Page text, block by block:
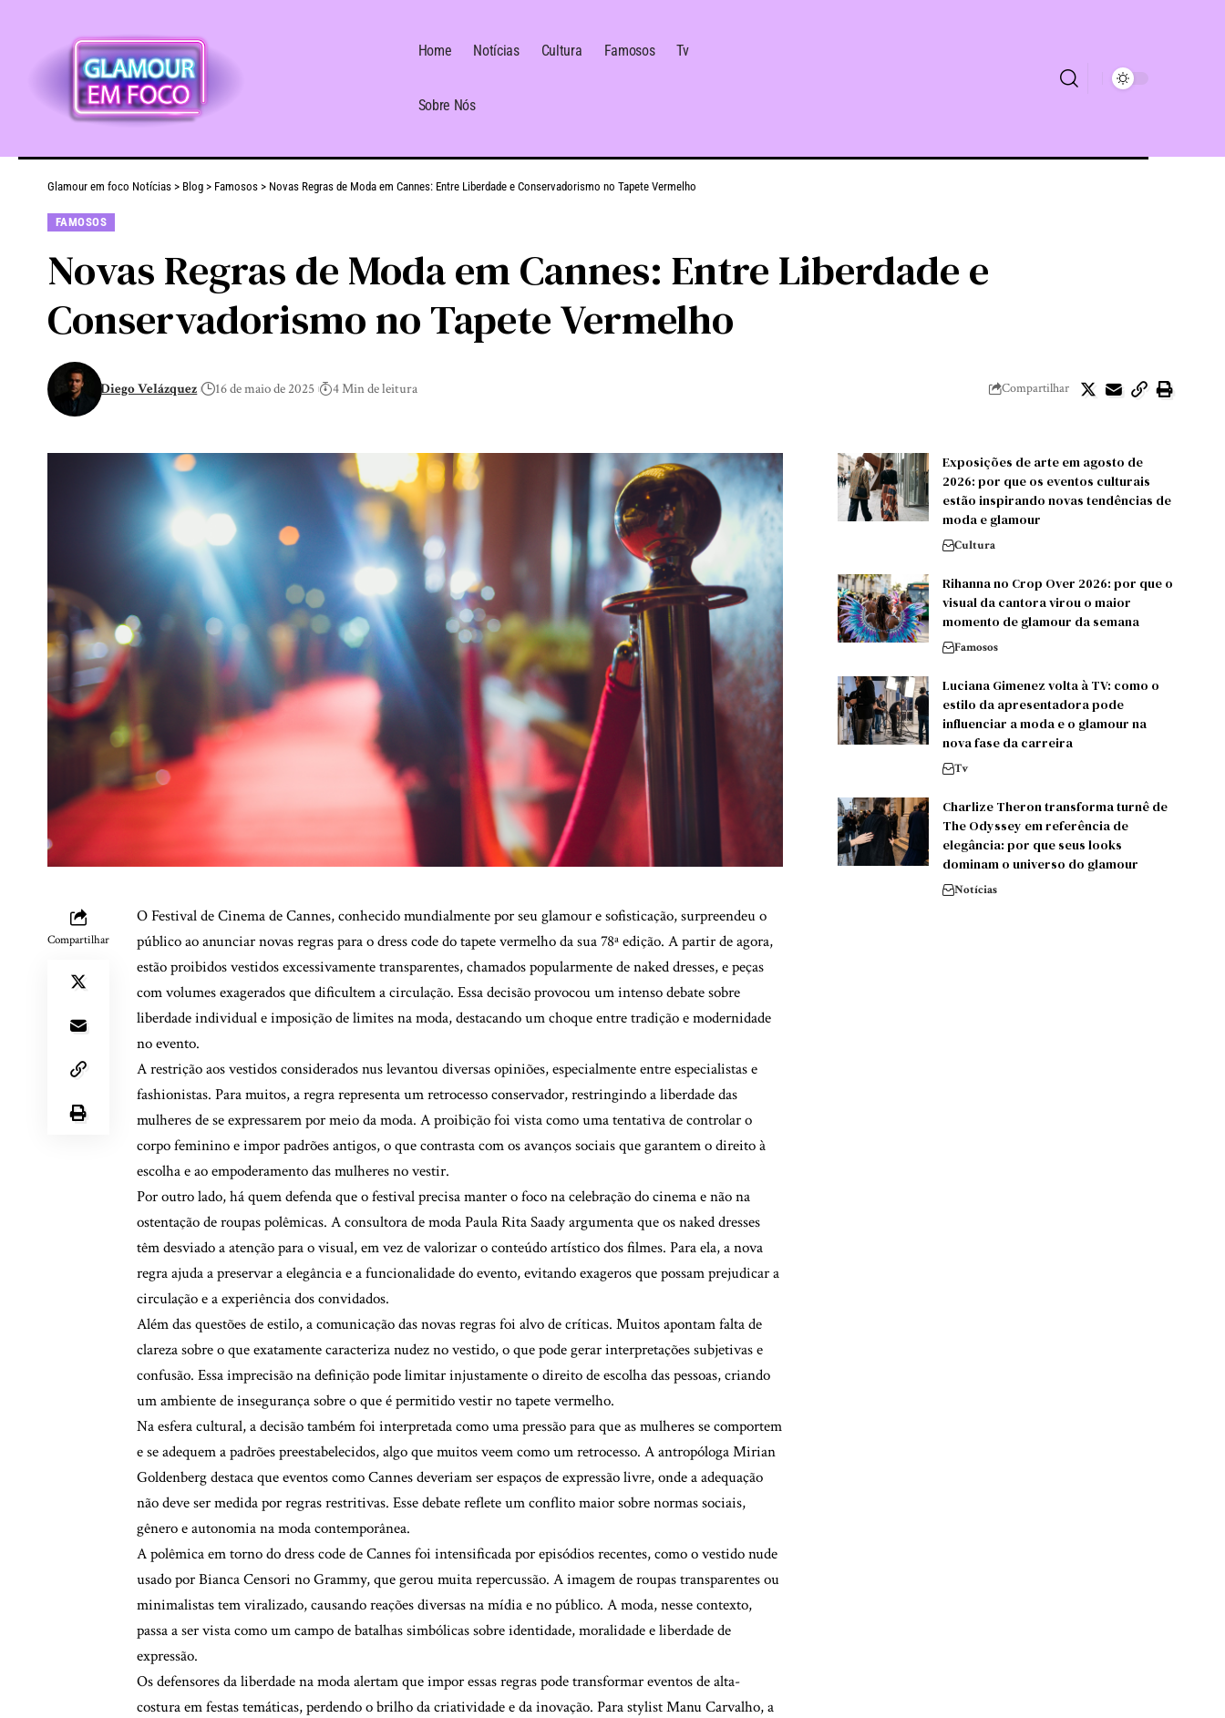
Home Notícias Cultura Famosos Tv
Sobre Nós
Glamour em foco Notícias > Blog > Famosos > Novas Regras de Moda em Cannes: Entre Liberdade e Conservadorismo no Tapete Vermelho
FAMOSOS
Novas Regras de Moda em Cannes: Entre Liberdade e
Conservadorismo no Tapete Vermelho
Diego Velázquez 16 de maio de 2025 4 Min de leitura Compartilhar
Compartilhar
O Festival de Cinema de Cannes, conhecido mundialmente por seu glamour e sofisticação, surpreendeu o
público ao anunciar novas regras para o dress code do tapete vermelho da sua 78ª edição. A partir de agora,
estão proibidos vestidos excessivamente transparentes, chamados popularmente de naked dresses, e peças
com volumes exagerados que dificultem a circulação. Essa decisão provocou um intenso debate sobre
liberdade individual e imposição de limites na moda, destacando um choque entre tradição e modernidade
no evento.
A restrição aos vestidos considerados nus levantou diversas opiniões, especialmente entre especialistas e
fashionistas. Para muitos, a regra representa um retrocesso conservador, restringindo a liberdade das
mulheres de se expressarem por meio da moda. A proibição foi vista como uma tentativa de controlar o
corpo feminino e impor padrões antigos, o que contrasta com os avanços sociais que garantem o direito à
escolha e ao empoderamento das mulheres no vestir.
Por outro lado, há quem defenda que o festival precisa manter o foco na celebração do cinema e não na
ostentação de roupas polêmicas. A consultora de moda Paula Rita Saady argumenta que os naked dresses
têm desviado a atenção para o visual, em vez de valorizar o conteúdo artístico dos filmes. Para ela, a nova
regra ajuda a preservar a elegância e a funcionalidade do evento, evitando exageros que possam prejudicar a
circulação e a experiência dos convidados.
Além das questões de estilo, a comunicação das novas regras foi alvo de críticas. Muitos apontam falta de
clareza sobre o que exatamente caracteriza nudez no vestido, o que pode gerar interpretações subjetivas e
confusão. Essa imprecisão na definição pode limitar injustamente o direito de escolha das pessoas, criando
um ambiente de insegurança sobre o que é permitido vestir no tapete vermelho.
Na esfera cultural, a decisão também foi interpretada como uma pressão para que as mulheres se comportem
e se adequem a padrões preestabelecidos, algo que muitos veem como um retrocesso. A antropóloga Mirian
Goldenberg destaca que eventos como Cannes deveriam ser espaços de expressão livre, onde a adequação
não deve ser medida por regras restritivas. Esse debate reflete um conflito maior sobre normas sociais,
gênero e autonomia na moda contemporânea.
A polêmica em torno do dress code de Cannes foi intensificada por episódios recentes, como o vestido nude
usado por Bianca Censori no Grammy, que gerou muita repercussão. A imagem de roupas transparentes ou
minimalistas tem viralizado, causando reações diversas na mídia e no público. A moda, nesse contexto,
passa a ser vista como um campo de batalhas simbólicas sobre identidade, moralidade e liberdade de
expressão.
Os defensores da liberdade na moda alertam que impor essas regras pode transformar eventos de alta-
costura em festas temáticas, perdendo o brilho da criatividade e da inovação. Para stylist Manu Carvalho, a
Exposições de arte em agosto de
2026: por que os eventos culturais
estão inspirando novas tendências de
moda e glamour
Cultura
Rihanna no Crop Over 2026: por que o
visual da cantora virou o maior
momento de glamour da semana
Famosos
Luciana Gimenez volta à TV: como o
estilo da apresentadora pode
influenciar a moda e o glamour na
nova fase da carreira
Tv
Charlize Theron transforma turnê de
The Odyssey em referência de
elegância: por que seus looks
dominam o universo do glamour
Notícias